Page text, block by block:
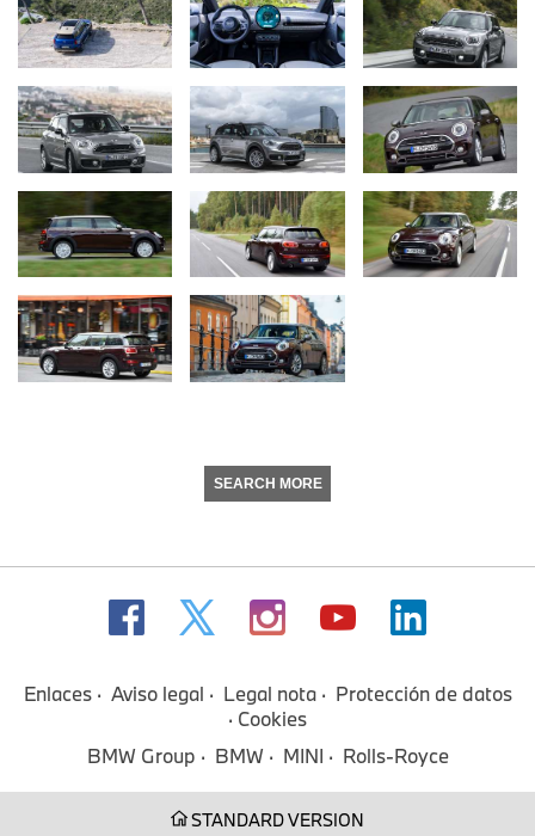
SEARCH MORE
Enlaces Aviso legal Legal nota
Protección de datos
Cookies
BMW Group
BMW MINI Rolls-Royce
STANDARD VERSION